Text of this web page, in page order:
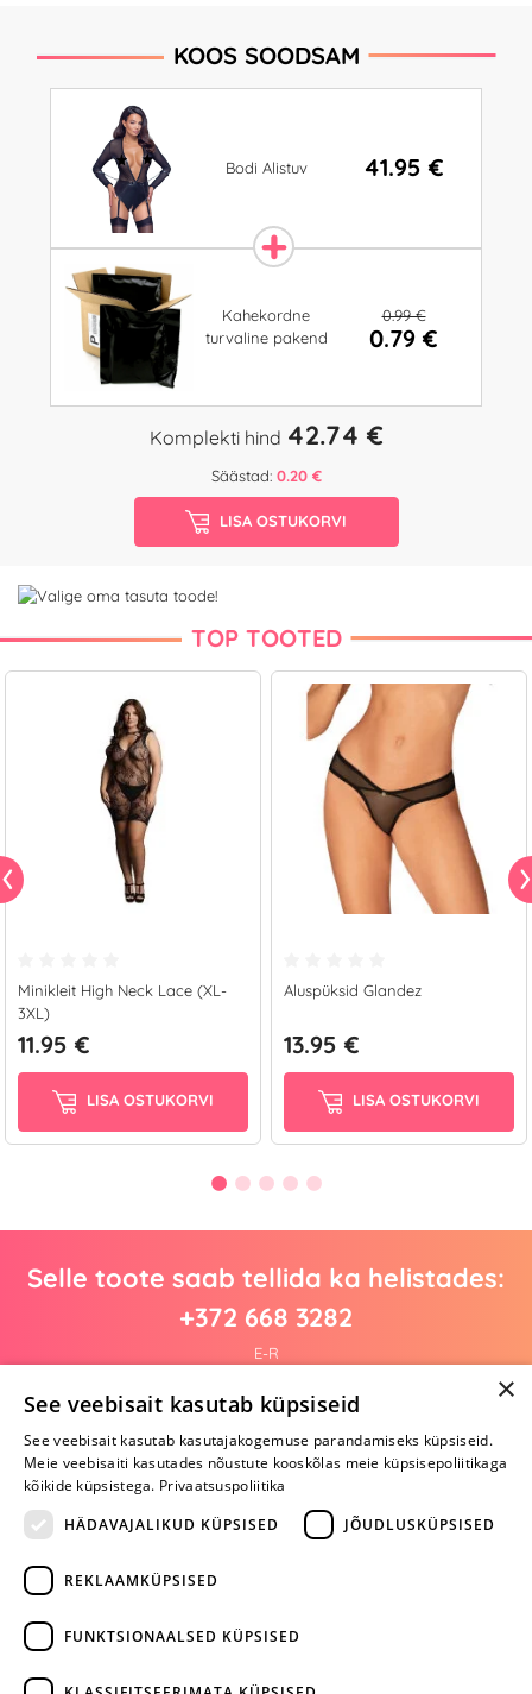
KOOS SOODSAM
Bodi Alistuv 41.95 €
Kahekordne
turvaline pakend
0.99 €
0.79 €
Komplekti hind 42.74 €
Säästad: 0.20 €
LISA OSTUKORVI
TOP TOOTED
Minikleit High Neck Lace (XL-
3XL)
11.95 €
LISA OSTUKORVI
Aluspüksid Glandez
13.95 €
LISA OSTUKORVI
Selle toote saab tellida ka helistades:
+372 668 3282
E-R
Arvustusi veel pole
Ole esimene!
Kirjuta arvustus ja SAA KINGITUS!
+372 668 3282
×
See veebisait kasutab küpsiseid
See veebisait kasutab kasutajakogemuse parandamiseks küpsiseid.
Meie veebisaiti kasutades nõustute kooskõlas meie küpsisepoliitikaga
kõikide küpsistega. Privaatsuspoliitika
HÄDAVAJALIKUD KÜPSISED
JÕUDLUSKÜPSISED
REKLAAMKÜPSISED
FUNKTSIONAALSED KÜPSISED